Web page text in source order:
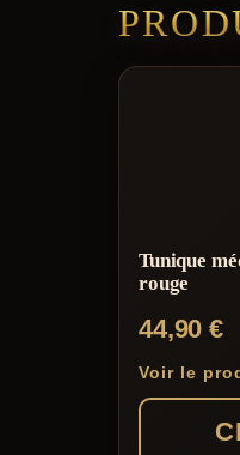
Tunique
rouge
44,90€
Voir le